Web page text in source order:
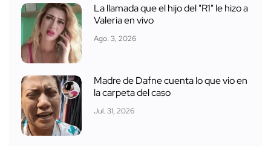
La llamada que el hijo del "R1" le hizo a
Valeria en vivo
Ago. 3, 2026
Madre de Dafne cuenta lo que vio en
la carpeta del caso
Jul. 31, 2026